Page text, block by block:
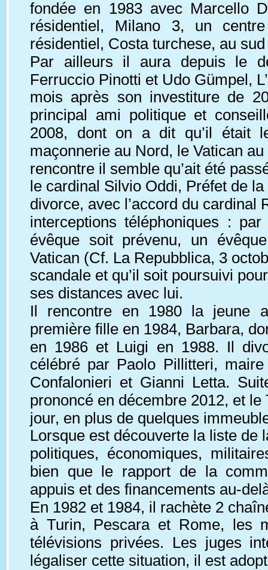
fondée en 1983 avec Marcello
résidentiel, Milano 3, un
résidentiel, Costa turchese, au
Par ailleurs il aura depuis le
Ferruccio Pinotti et Udo Gümpel,
mois après son investiture de
principal ami politique et
2008, dont on a dit qu’il était
maçonnerie au Nord, le Vatican
rencontre il semble qu’ait été
le cardinal Silvio Oddi, Préfet de
divorce, avec l’accord du
interceptions téléphoniques :
évêque soit prévenu, un
Vatican (Cf. La Repubblica, 3
scandale et qu’il soit poursuivi
ses distances avec lui.
Il rencontre en 1980 la jeune
première fille en 1984, Barbara,
en 1986 et Luigi en 1988. Il
célébré par Paolo Pillitteri,
Confalonieri et Gianni Letta.
prononcé en décembre 2012, et
jour, en plus de quelques
Lorsque est découverte la liste de
politiques, économiques,
bien que le rapport de la
appuis et des financements au-
En 1982 et 1984, il rachète 2
à Turin, Pescara et Rome, les
télévisions privées. Les juges
légaliser cette situation, il est